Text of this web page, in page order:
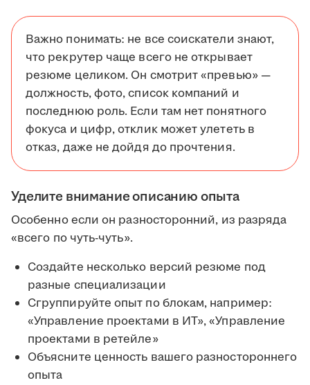
Важно понимать: не все соискатели знают,
что рекрутер чаще всего не открывает
резюме целиком. Он смотрит «превью» —
должность, фото, список компаний и
последнюю роль. Если там нет понятного
фокуса и цифр, отклик может улететь в
отказ, даже не дойдя до прочтения.
Уделите внимание описанию опыта
Особенно если он разносторонний, из разряда
«всего по чуть-чуть».
Создайте несколько версий резюме под
разные специализации
Сгруппируйте опыт по блокам, например:
«Управление проектами в ИТ», «Управление
проектами в ретейле»
Объясните ценность вашего разностороннего
опыта